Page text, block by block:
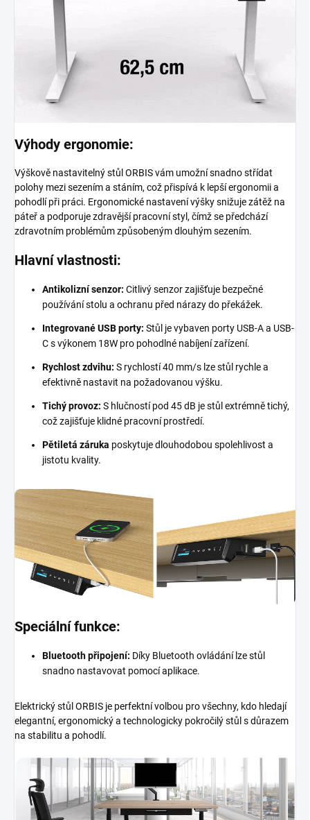
Výhody ergonomie:
Výškově nastavitelný stůl ORBIS vám umožní snadno střídat
polohy mezi sezením a stáním, což přispívá k lepší ergonomii a
pohodlí při práci. Ergonomické nastavení výšky snižuje zátěž na
páteř a podporuje zdravější pracovní styl, čímž se předchází
zdravotním problémům způsobeným dlouhým sezením.
Hlavní vlastnosti:
Antikolizní senzor: Citlivý senzor zajišťuje bezpečné
používání stolu a ochranu před nárazy do překážek.
Integrované USB porty: Stůl je vybaven porty USB-A a USB-
C s výkonem 18W pro pohodlné nabíjení zařízení.
Rychlost zdvihu: S rychlostí 40 mm/s lze stůl rychle a
efektivně nastavit na požadovanou výšku.
Tichý provoz: S hlučností pod 45 dB je stůl extrémně tichý,
což zajišťuje klidné pracovní prostředí.
Pětiletá záruka poskytuje dlouhodobou spolehlivost a
jistotu kvality.
Speciální funkce:
Bluetooth připojení: Díky Bluetooth ovládání lze stůl
snadno nastavovat pomocí aplikace.
Elektrický stůl ORBIS je perfektní volbou pro všechny, kdo hledají
elegantní, ergonomický a technologicky pokročilý stůl s důrazem
na stabilitu a pohodlí.